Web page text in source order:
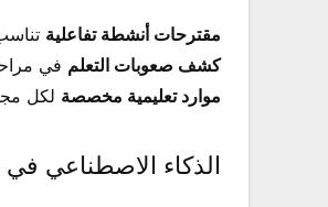
مقترحات أنشطة تفاعلية
كشف صعوبات التعلم في
موارد تعليمية مخصصة لكل
الذكاء الاصطناعي في